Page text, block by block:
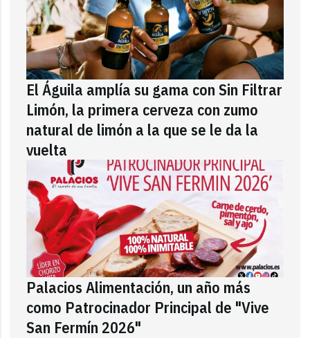
El Águila amplía su gama con Sin Filtrar
Limón, la primera cerveza con zumo
natural de limón a la que se le da la
vuelta
Palacios Alimentación, un año más
como Patrocinador Principal de "Vive
San Fermín 2026"